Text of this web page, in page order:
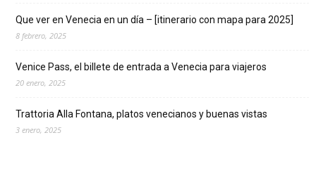
Que ver en Venecia en un día – [itinerario con mapa para 2025]
8 febrero, 2025
Venice Pass, el billete de entrada a Venecia para viajeros
20 enero, 2025
Trattoria Alla Fontana, platos venecianos y buenas vistas
3 enero, 2025